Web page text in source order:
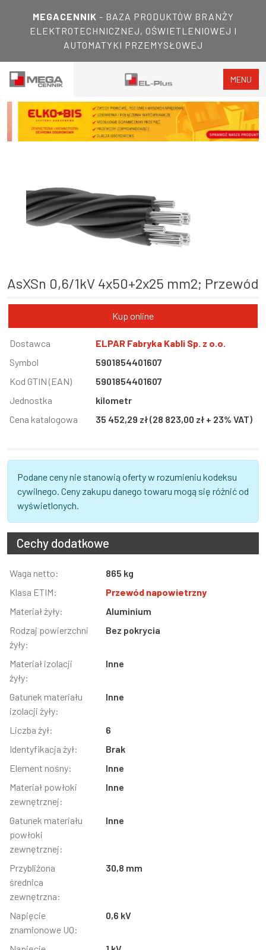
MEGACENNIK - BAZA PRODUKTÓW BRANŻY
ELEKTROTECHNICZNEJ, OŚWIETLENIOWEJ I
AUTOMATYKI PRZEMYSŁOWEJ
MENU
AsXSn 0,6/1kV 4x50+2x25 mm2; Przewód
Kup online
Informacja
Wartość
Dostawca
ELPAR Fabryka Kabli Sp. z o.o.
Symbol
5901854401607
Kod GTIN (EAN)
5901854401607
Jednostka
kilometr
Cena katalogowa
35 452,29 zł (28 823,00 zł + 23% VAT)
Podane ceny nie stanowią oferty w rozumieniu kodeksu
cywilnego. Ceny zakupu danego towaru mogą się różnić od
wyświetlonych.
Cechy dodatkowe
Informacja
Wartość
Waga netto:
865 kg
Klasa ETIM:
Przewód napowietrzny
Materiał żyły:
Aluminium
Rodzaj powierzchni
żyły:
Bez pokrycia
Materiał izolacji
żyły:
Inne
Gatunek materiału
izolacji żyły:
Inne
Liczba żył:
6
Identyfikacja żył:
Brak
Element nośny:
Inne
Materiał powłoki
zewnętrznej:
Inne
Gatunek materiału
powłoki
zewnętrznej:
Inne
Przybliżona
średnica
zewnętrzna:
30,8 mm
Napięcie
znamionowe U0:
0,6 kV